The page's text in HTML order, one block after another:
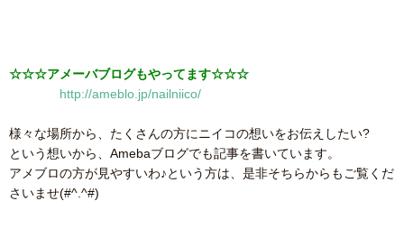
☆☆☆アメーバブログもやってます☆☆☆
http://ameblo.jp/nailniico/
様々な場所から、たくさんの方にニイコの想いをお伝えしたい?
という想いから、Amebaブログでも記事を書いています。
アメブロの方が見やすいわ♪という方は、是非そちらからもご覧くだ
さいませ(#^.^#)